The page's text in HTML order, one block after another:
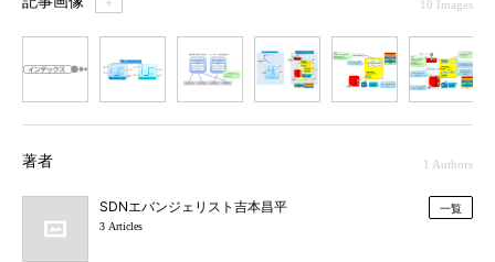
10 Images
著者 1 Authors
SDNエバンジェリスト吉本昌平
3 Articles
一覧